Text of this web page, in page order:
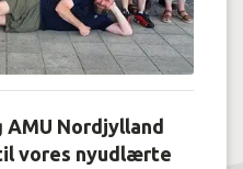
Nordjylland
vores nyudlærte